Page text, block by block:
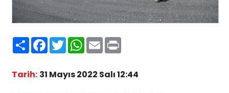
PaylaşFacebook
TwitterWhatsApp
EmailPrint
Tarih: 31 Mayıs 2022 Salı 12:44